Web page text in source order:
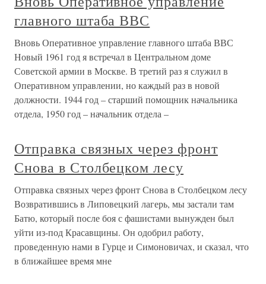
главного штаба ВВС
Вновь Оперативное управление главного штаба ВВС
Новый 1961 год я встречал в Центральном доме
Советской армии в Москве. В третий раз я служил в
Оперативном управлении, но каждый раз в новой
должности. 1944 год – старший помощник начальника
отдела, 1950 год – начальник отдела –
Отправка связных через фронт
Снова в Столбецком лесу
Отправка связных через фронт Снова в Столбецком лесу
Возвратившись в Липовецкий лагерь, мы застали там
Батю, который после боя с фашистами вынужден был
уйти из-под Красавщины. Он одобрил работу,
проведенную нами в Гурце и Симоновичах, и сказал, что
в ближайшее время мне